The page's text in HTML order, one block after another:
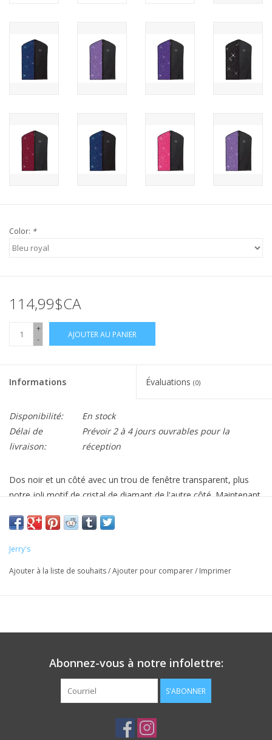
Color: *
114,99$CA
+
-
AJOUTER AU PANIER
Informations Évaluations (0)
Disponibilité:
En stock
Délai de
livraison:
Prévoir 2 à 4 jours ouvrables pour la
réception
Dos noir et un côté avec un trou de fenêtre transparent, plus
notre joli motif de cristal de diamant de l'autre côté. Maintenant
Jerry's
Ajouter à la liste de souhaits/Ajouter pour comparer/ Imprimer
Abonnez-vous à notre infolettre:
S'ABONNER